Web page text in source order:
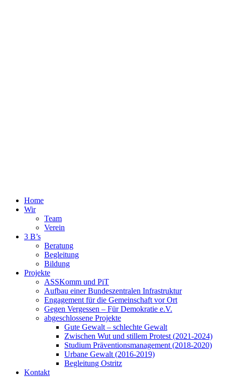
Home
Wir
Team
Verein
3 B’s
Beratung
Begleitung
Bildung
Projekte
ASSKomm und PiT
Aufbau einer Bundeszentralen Infrastruktur
Engagement für die Gemeinschaft vor Ort
Gegen Vergessen – Für Demokratie e.V.
abgeschlossene Projekte
Gute Gewalt – schlechte Gewalt
Zwischen Wut und stillem Protest (2021-2024)
Studium Präventionsmanagement (2018-2020)
Urbane Gewalt (2016-2019)
Begleitung Ostritz
Kontakt